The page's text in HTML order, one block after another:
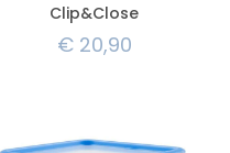
Clip&Close
€20,90